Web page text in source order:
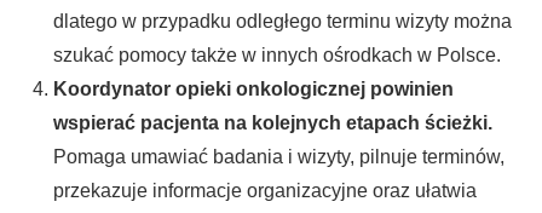
dlatego w przypadku odległego terminu wizyty można
szukać pomocy także w innych ośrodkach w Polsce.
Koordynator opieki onkologicznej powinien
wspierać pacjenta na kolejnych etapach ścieżki.
Pomaga umawiać badania i wizyty, pilnuje terminów,
przekazuje informacje organizacyjne oraz ułatwia